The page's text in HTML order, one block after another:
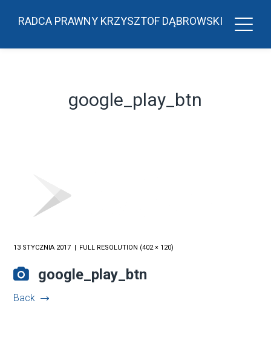
RADCA PRAWNY KRZYSZTOF DĄBROWSKI
google_play_btn
13 STYCZNIA 2017 FULL RESOLUTION (402 × 120)
google_play_btn
Back